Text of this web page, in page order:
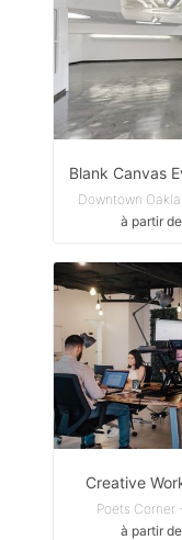
Blank Canvas
Downtown
à partir
Creative
Poets Corner
à partir